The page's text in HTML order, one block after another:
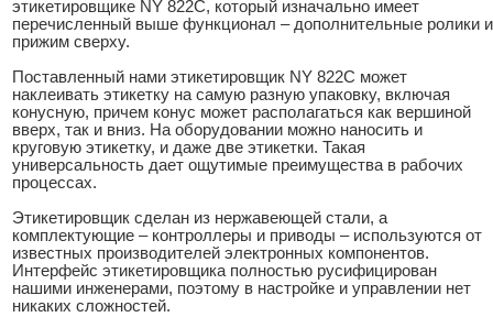
этикетировщике NY 822С, который изначально имеет
перечисленный выше функционал – дополнительные ролики и
прижим сверху.
Поставленный нами этикетировщик NY 822С может
наклеивать этикетку на самую разную упаковку, включая
конусную, причем конус может располагаться как вершиной
вверх, так и вниз. На оборудовании можно наносить и
круговую этикетку, и даже две этикетки. Такая
универсальность дает ощутимые преимущества в рабочих
процессах.
Этикетировщик сделан из нержавеющей стали, а
комплектующие – контроллеры и приводы – используются от
известных производителей электронных компонентов.
Интерфейс этикетировщика полностью русифицирован
нашими инженерами, поэтому в настройке и управлении нет
никаких сложностей.